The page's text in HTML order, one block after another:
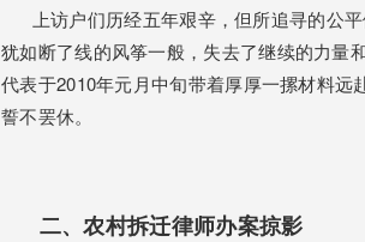
上访户们历经五年艰辛，但所追寻的公平
犹如断了线的风筝一般，失去了继续的力量
代表于2010年元月中旬带着厚厚一摞材料
誓不罢休。
二、农村拆迁律师办案掠影